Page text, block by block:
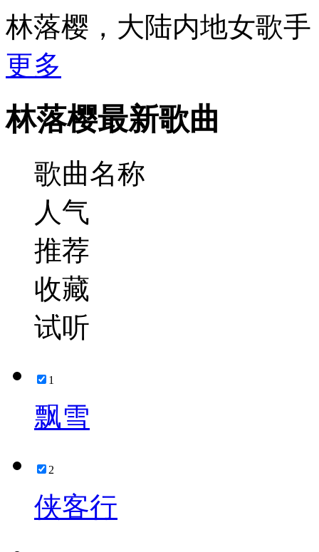
林落樱，大陆内地女歌
更多
林落樱最新歌曲
歌曲名称
人气
推荐
收藏
试听
1
飘雪
2
侠客行